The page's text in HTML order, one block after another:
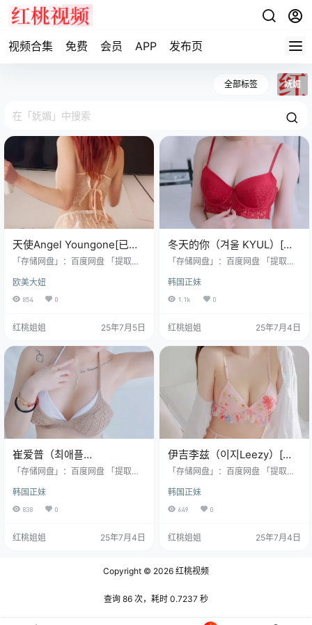
视频合集 免费 会员 APP 发布页
全部标签 妩媚
天使Angel Youngone[已更
29V]
「存储网盘」：百度网盘 「提取密
t66.top 「水印说明」：原版画质，
无第三方水印 「资源申明」：最终
给这位Angel小姐姐做个非常大变
脑洞的版本了吗？(≧∇≦)ﾉ ✨【全
wangzui皮档案】✨ 当当当当~现在
向我们走来的是行走的荷尔蒙发射
器·德州小野猫…
欧美大妞
854 0
红桃姐姐 25年7月5日
冬天的你（겨울 KYUL）[已
更572V]
「存储网盘」：百度网盘 「提取密
t66.top 「水印说明」：原版画质，
无第三方水印 「资源申明」：最终
天我要给大家八一八一个超有意思
上搞得风生水起的KYUL（啊！这名
字读起来好像在嚼口香糖哦～） 这
位1995年10月6号出生的天秤座小
姐姐，身高170cm，…
韩国正妹
1.1k 0
红桃姐姐 25年7月4日
崔爱普（최애플
ChoiApple）[已更425V]
「存储网盘」：百度网盘 「提取密
t66.top 「水印说明」：原版画质，
无第三方水印 「资源申明」：最终
所有权归素材本人 「资源规格」：
家介绍一位超有个性的韩国妹子
觉甜滋滋的，仿佛能闻到苹果的清
韩国正妹
838 0
红桃姐姐 25年7月4日
伊吉李兹（이지Leezy）[已
更96V]
「存储网盘」：百度网盘 「提取密
t66.top 「水印说明」：原版画质，
无第三方水印 「资源申明」：最终
所有权归素材本人 「资源规格」：
姐姐怕不是吃了"十全大补丸"？169
位宝藏女孩——李海仁小姐姐（江h
韩国正妹
649 0
红桃姐姐 25年7月4日
Copyright © 2026 红桃视频
查询 86 次，耗时 0.7237 秒